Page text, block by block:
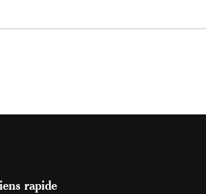
rapide